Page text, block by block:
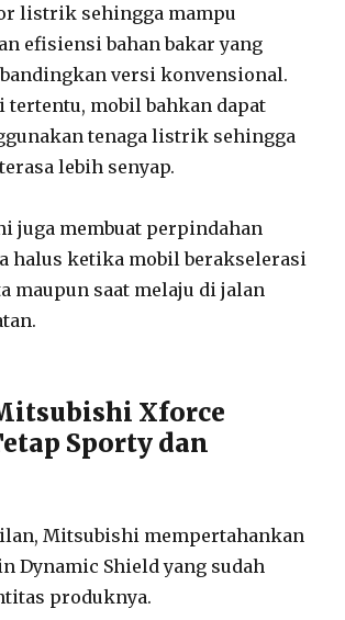
listrik sehingga mampu
efisiensi bahan bakar yang
versi konvensional.
tertentu, mobil bahkan dapat
tenaga listrik sehingga
lebih senyap.
juga membuat perpindahan
halus ketika mobil berakselerasi
maupun saat melaju di jalan
Xforce
Sporty dan
Mitsubishi mempertahankan
Dynamic Shield yang sudah
produknya.